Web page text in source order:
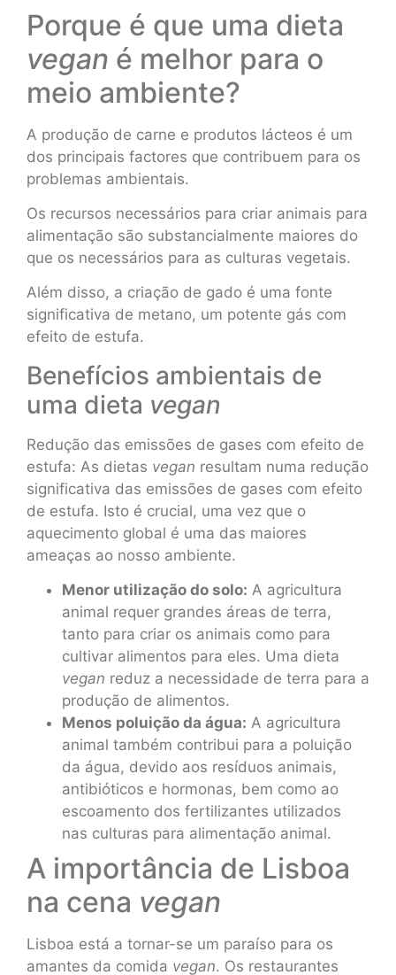
Porque é que uma dieta
vegan é melhor para o
meio ambiente?
A produção de carne e produtos lácteos é um
dos principais factores que contribuem para os
problemas ambientais.
Os recursos necessários para criar animais para
alimentação são substancialmente maiores do
que os necessários para as culturas vegetais.
Além disso, a criação de gado é uma fonte
significativa de metano, um potente gás com
efeito de estufa.
Benefícios ambientais de
uma dieta vegan
Redução das emissões de gases com efeito de
estufa: As dietas vegan resultam numa redução
significativa das emissões de gases com efeito
de estufa. Isto é crucial, uma vez que o
aquecimento global é uma das maiores
ameaças ao nosso ambiente.
Menor utilização do solo: A agricultura
animal requer grandes áreas de terra,
tanto para criar os animais como para
cultivar alimentos para eles. Uma dieta
vegan reduz a necessidade de terra para a
produção de alimentos.
Menos poluição da água: A agricultura
animal também contribui para a poluição
da água, devido aos resíduos animais,
antibióticos e hormonas, bem como ao
escoamento dos fertilizantes utilizados
nas culturas para alimentação animal.
A importância de Lisboa
na cena vegan
Lisboa está a tornar-se um paraíso para os
amantes da comida vegan. Os restaurantes